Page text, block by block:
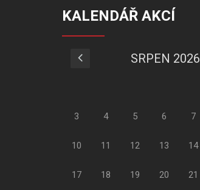
KALENDÁŘ AKCÍ
SRPEN 2026
3 4 5 6 7
10 11 12 13 14
17 18 19 20 21